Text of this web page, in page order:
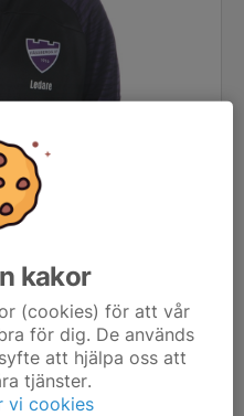
kakor
(cookies) för att vår
för dig. De används
att hjälpa oss att
tjänster.
vi cookies